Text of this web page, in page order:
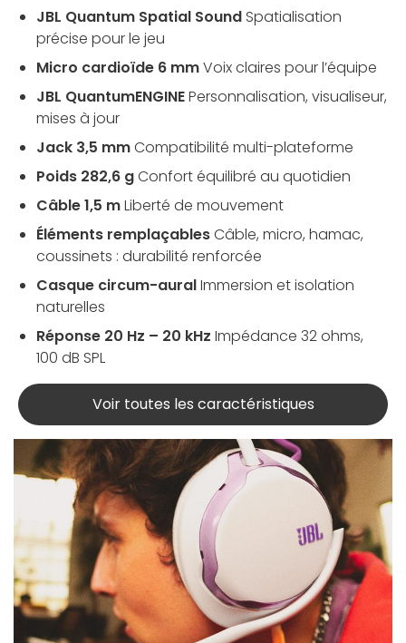
JBL Quantum Spatial Sound Spatialisation
précise pour le jeu
Micro cardioïde 6 mmVoix claires pour l’équipe
JBL QuantumENGINEPersonnalisation, visualiseur,
mises à jour
Jack 3,5 mmCompatibilité multi-plateforme
Poids 282,6 gConfort équilibré au quotidien
Câble 1,5 mLiberté de mouvement
Éléments remplaçablesCâble, micro, hamac,
coussinets : durabilité renforcée
Casque circum-auralImmersion et isolation
naturelles
Réponse 20 Hz – 20 kHz Impédance 32 ohms,
100 dB SPL
Voir toutes les caractéristiques